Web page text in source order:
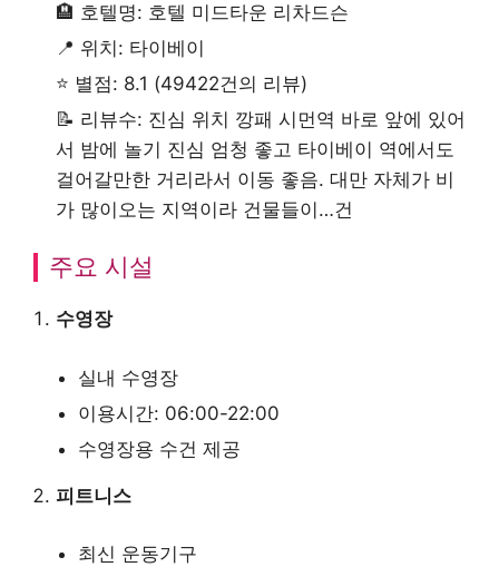
🏨 호텔명: 호텔 미드타운 리차드슨
📍 위치: 타이베이
⭐ 별점: 8.1 (49422건의 리뷰)
📝 리뷰수: 진심 위치 깡패 시먼역 바로 앞에 있어
서 밤에 놀기 진심 엄청 좋고 타이베이 역에서도
걸어갈만한 거리라서 이동 좋음. 대만 자체가 비
가 많이오는 지역이라 건물들이…건
주요 시설
수영장
실내 수영장
이용시간: 06:00-22:00
수영장용 수건 제공
피트니스
최신 운동기구